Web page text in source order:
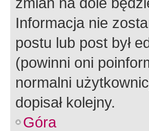
Informacja nie
postu lub post był
(powinni oni
normalni
dopisał kolejny.
Góra